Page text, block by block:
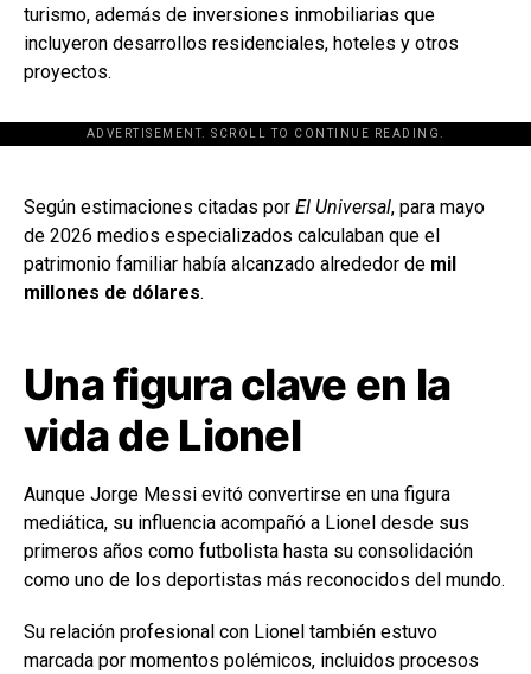
turismo, además de inversiones inmobiliarias que
incluyeron desarrollos residenciales, hoteles y otros
proyectos.
ADVERTISEMENT. SCROLL TO CONTINUE READING.
[adsforwp id="243463"]
Según estimaciones citadas por El Universal, para mayo
de 2026 medios especializados calculaban que el
patrimonio familiar había alcanzado alrededor de mil
millones de dólares.
Una figura clave en la
vida de Lionel
Aunque Jorge Messi evitó convertirse en una figura
mediática, su influencia acompañó a Lionel desde sus
primeros años como futbolista hasta su consolidación
como uno de los deportistas más reconocidos del mundo.
Su relación profesional con Lionel también estuvo
marcada por momentos polémicos, incluidos procesos